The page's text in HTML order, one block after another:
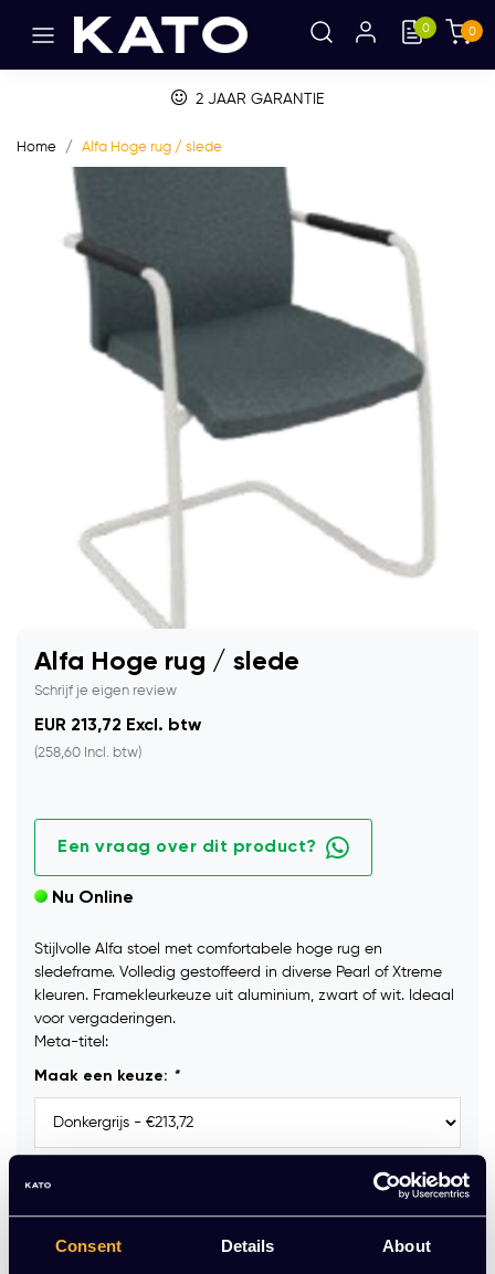
Consent Details About
0 0
BETALEN OP FACTUUR
Home Alfa Hoge rug / slede
Alfa Hoge rug / slede
Schrijf je eigen review
EUR 213,72 Excl. btw
(258,60 Incl. btw)
Een vraag over dit product?
Nu Online
Stijlvolle Alfa stoel met comfortabele hoge rug en
sledeframe. Volledig gestoffeerd in diverse Pearl of Xtreme
kleuren. Framekleurkeuze uit aluminium, zwart of wit. Ideaal
voor vergaderingen.
Meta-titel:
Maak een keuze: *